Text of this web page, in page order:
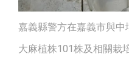
嘉義縣警方在嘉義市與
大麻植株101株及相關栽